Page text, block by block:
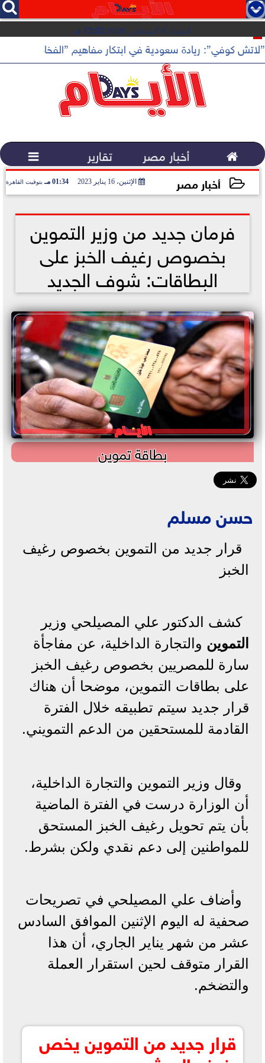
   
السبت 8 أغسطس 2026 12:02 مـ
”لاتش كوفي”: ريادة سعودية في ابتكار مفاهيم ”الفخامة
 أخبار مصر تقارير 
أخبار مصر الإثنين، 16 يناير 2023 01:34 مـ بتوقيت القاهرة
فرمان جديد من وزير التموين
بخصوص رغيف الخبز على
البطاقات: شوف الجديد
بطاقة تموين
حسن مسلم
قرار جديد من التموين بخصوص رغيف
الخبز
كشف الدكتور علي المصيلحي وزير
التموين والتجارة الداخلية، عن مفاجأة
سارة للمصريين بخصوص رغيف الخبز
على بطاقات التموين، موضحا أن هناك
قرار جديد سيتم تطبيقه خلال الفترة
القادمة للمستحقين من الدعم التمويني.
وقال وزير التموين والتجارة الداخلية،
أن الوزارة درست في الفترة الماضية
بأن يتم تحويل رغيف الخبز المستحق
للمواطنين إلى دعم نقدي ولكن بشرط.
وأضاف علي المصيلحي في تصريحات
صحفية له اليوم الإثنين الموافق السادس
عشر من شهر يناير الجاري، أن هذا
القرار متوقف لحين استقرار العملة
والتضخم.
قرار جديد من التموين يخص